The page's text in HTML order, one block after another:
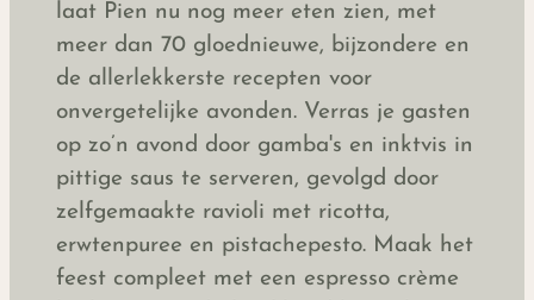
laat Pien nu nog meer eten zien, met
meer dan 70 gloednieuwe, bijzondere en
de allerlekkerste recepten voor
onvergetelijke avonden. Verras je gasten
op zo’n avond door gamba's en inktvis in
pittige saus te serveren, gevolgd door
zelfgemaakte ravioli met ricotta,
erwtenpuree en pistachepesto. Maak het
feest compleet met een espresso crème